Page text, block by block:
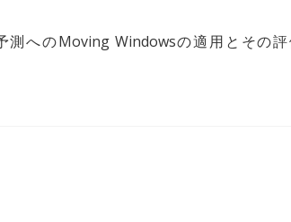
測へのMoving Windowsの適用とその評